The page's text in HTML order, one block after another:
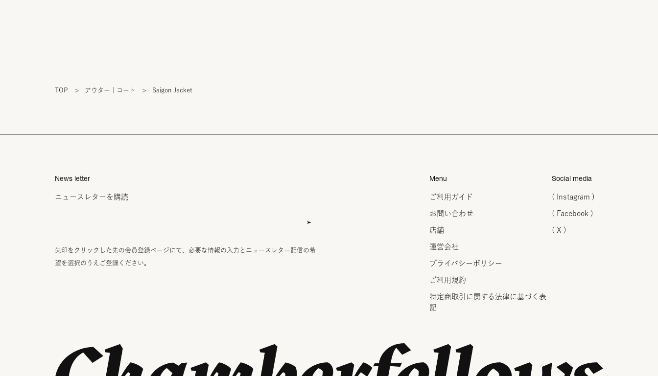
TOP > アウター｜コート > Saigon Jacket
News letter
ニュースレターを購読
矢印をクリックした先の会員登録ページにて、必要な情報の入力とニュースレター配信の希
望を選択のうえご登録ください。
Menu
ご利用ガイド
お問い合わせ
店舗
運営会社
プライバシーポリシー
ご利用規約
特定商取引に関する法律に 基づく表
記
Social media
( Instagram )
( Facebook )
( X )